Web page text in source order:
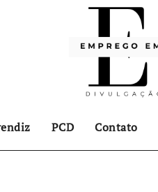
PCD Contato